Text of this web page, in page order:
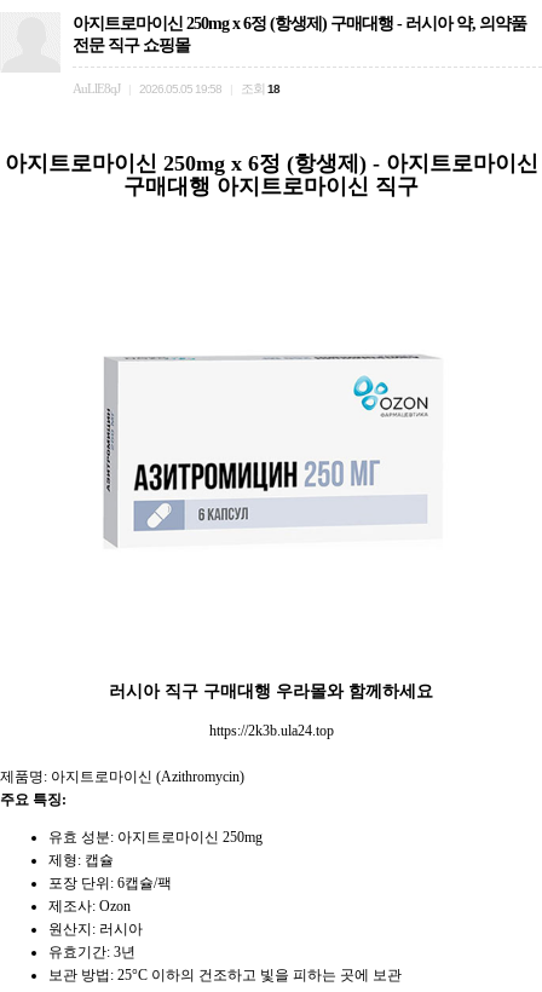
아지트로마이신 250mg x 6정 (항생제) 구매대행 - 러시아 약, 의약품
전문 직구 쇼핑몰
AuLlE8qJ 2026.05.05 19:58 조회 18
아지트로마이신 250mg x 6정 (항생제) - 아지트로마이신
구매대행 아지트로마이신 직구
러시아 직구 구매대행 우라몰와 함께하세요
https://2k3b.ula24.top
제품명: 아지트로마이신 (Azithromycin)
주요 특징:
유효 성분: 아지트로마이신 250mg
제형: 캡슐
포장 단위: 6캡슐/팩
제조사: Ozon
원산지: 러시아
유효기간: 3년
보관 방법: 25°C 이하의 건조하고 빛을 피하는 곳에 보관